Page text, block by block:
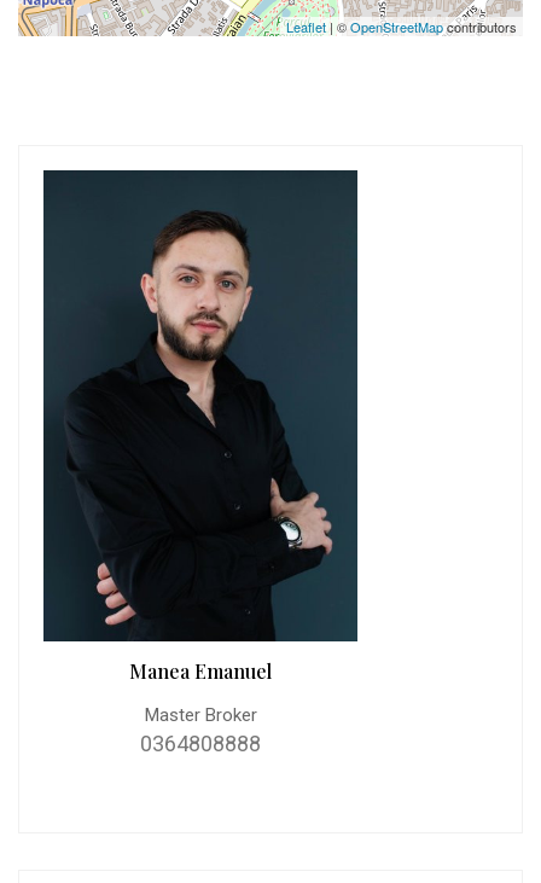
Leaflet| ©OpenStreetMapcontributors
Manea Emanuel
Master Broker
0364808888